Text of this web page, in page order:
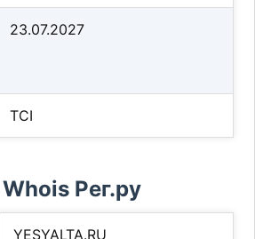
23.07.2027
TCI
Рег.ру
YESYALTA.RU